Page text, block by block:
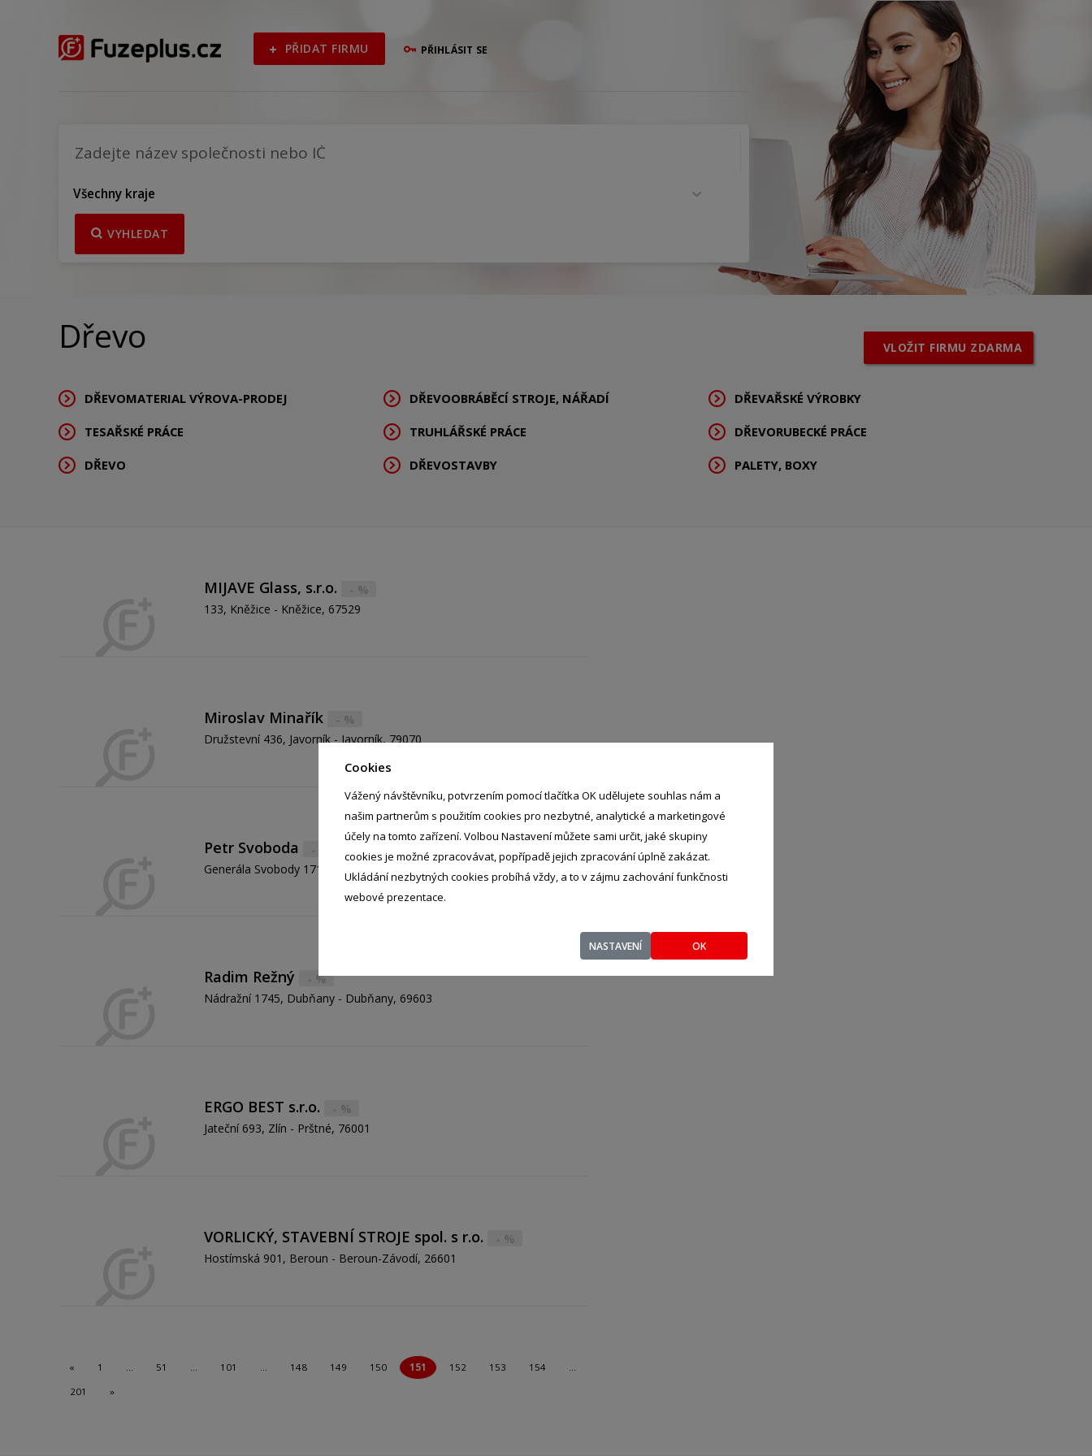
Cookies
Vážený návštěvníku, potvrzením pomocí tlačítka OK udělujete souhlas nám a
našim partnerům s použitím cookies pro nezbytné, analytické a marketingové
účely na tomto zařízení. Volbou Nastavení můžete sami určit, jaké skupiny
cookies je možné zpracovávat, popřípadě jejich zpracování úplně zakázat.
Ukládání nezbytných cookies probíhá vždy, a to v zájmu zachování funkčnosti
webové prezentace.
NASTAVENÍ OK
PŘIDAT FIRMU PŘIHLÁSIT SE
Všechny kraje
VYHLEDAT
VLOŽIT FIRMU ZDARMA
Dřevo
DŘEVOMATERIAL VÝROVA-PRODEJ DŘEVOOBRÁBĚCÍ STROJE, NÁŘADÍ DŘEVAŘSKÉ VÝROBKY
TESAŘSKÉ PRÁCE TRUHLÁŘSKÉ PRÁCE DŘEVORUBECKÉ PRÁCE
DŘEVO DŘEVOSTAVBY PALETY, BOXY
MIJAVE Glass, s.r.o. - %
133, Kněžice - Kněžice, 67529
Miroslav Minařík - %
Družstevní 436, Javorník - Javorník, 79070
Petr Svoboda - %
Generála Svobody 1714, Jirkov - Jirkov, 43111
Radim Režný - %
Nádražní 1745, Dubňany - Dubňany, 69603
ERGO BEST s.r.o. - %
Jateční 693, Zlín - Prštné, 76001
VORLICKÝ, STAVEBNÍ STROJE spol. s r.o. - %
Hostímská 901, Beroun - Beroun-Závodí, 26601
« 1 51 101 148 149 150 151 152 153 154
201
»